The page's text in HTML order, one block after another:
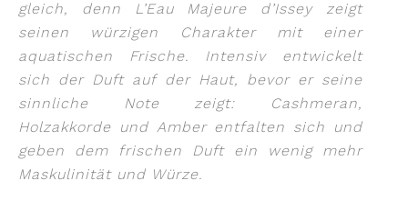
gleich, denn L’Eau Majeure d’Issey zeigt
seinen würzigen Charakter mit einer
aquatischen Frische. Intensiv entwickelt
sich der Duft auf der Haut, bevor er seine
sinnliche Note zeigt: Cashmeran,
Holzakkorde und Amber entfalten sich und
geben dem frischen Duft ein wenig mehr
Maskulinität und Würze.